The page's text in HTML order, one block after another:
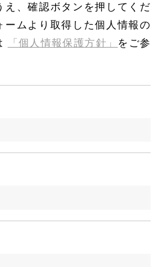
え、確認ボタンを押してくだ
ームより取得した個人情報の
「個人情報保護方針」 をご参